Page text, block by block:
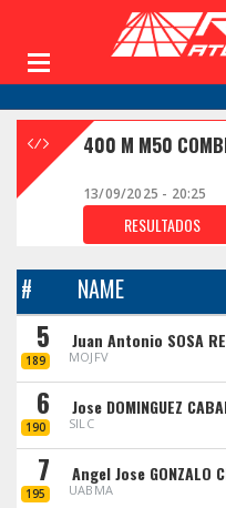
400 M M50
13/09/2025 - 20:25
RESULTADOS
# NAME
5
189
Juan Antonio SOSA
MOJFV
6
190
Jose DOMINGUEZ
SILC
7
195
Angel Jose GONZALO
UABMA